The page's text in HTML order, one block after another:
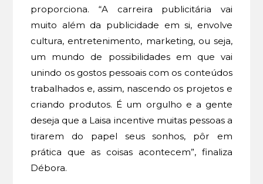
proporciona. “A carreira publicitária vai
muito além da publicidade em si, envolve
cultura, entretenimento, marketing, ou seja,
um mundo de possibilidades em que vai
unindo os gostos pessoais com os conteúdos
trabalhados e, assim, nascendo os projetos e
criando produtos. É um orgulho e a gente
deseja que a Laisa incentive muitas pessoas a
tirarem do papel seus sonhos, pôr em
prática que as coisas acontecem”, finaliza
Débora.